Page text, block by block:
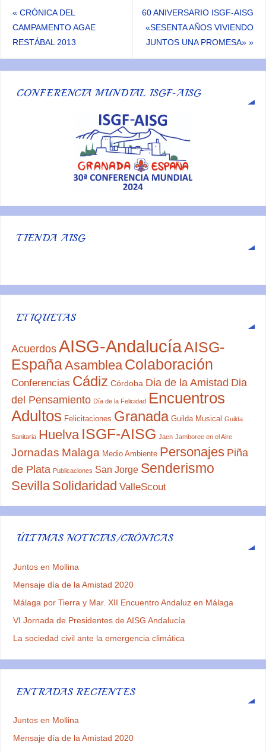
« CRÓNICA DEL
CAMPAMENTO AGAE
RESTÁBAL 2013
60 ANIVERSARIO ISGF-AISG
«SESENTA AÑOS VIVIENDO
JUNTOS UNA PROMESA» »
CONFERENCIA MUNDIAL ISGF-AISG
TIENDA AISG
ETIQUETAS
Acuerdos AISG-AndalucíaAISG-
EspañaAsamblea Colaboración
Conferencias Cádiz Córdoba Dia de la Amistad Dia
del Pensamiento Día de la Felicidad Encuentros
Adultos Felicitaciones Granada Guilda Musical Guilda
Sanitaria Huelva ISGF-AISG Jaen Jamboree en el Aire
Jornadas Malaga Medio Ambiente Personajes Piña
de Plata Publicaciones San Jorge Senderismo
Sevilla Solidaridad ValleScout
ÚLTIMAS NOTICIAS/CRÓNICAS
Juntos en Mollina
Mensaje día de la Amistad 2020
Málaga por Tierra y Mar. XII Encuentro Andaluz en Málaga
VI Jornada de Presidentes de AISG Andalucía
La sociedad civil ante la emergencia climática
ENTRADAS RECIENTES
Juntos en Mollina
Mensaje día de la Amistad 2020